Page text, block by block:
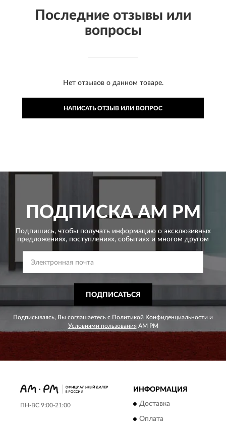
Последние отзывы или
вопросы
Нет отзывов о данном товаре.
НАПИСАТЬ ОТЗЫВ ИЛИ ВОПРОС
ПОДПИСКАAM PM
Подпишись, чтобы получать информацию о эксклюзивных
предложениях, поступлениях, событиях и многом другом
ПОДПИСАТЬСЯ
Подписываясь, Вы соглашаетесь с Политикой Конфиденциальности и
Условиями пользования AM PM
ПН-ВС 9:00-21:00
ИНФОРМАЦИЯ
Доставка
Оплата